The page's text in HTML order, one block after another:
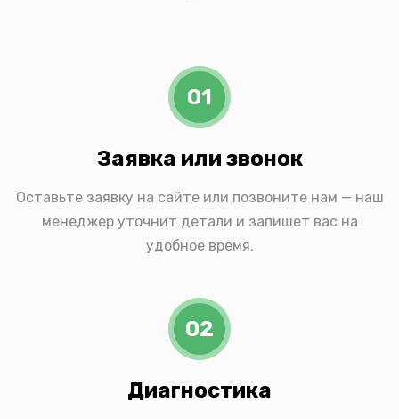
01
Заявка или звонок
Оставьте заявку на сайте или позвоните нам — наш
менеджер уточнит детали и запишет вас на
удобное время.
02
Диагностика